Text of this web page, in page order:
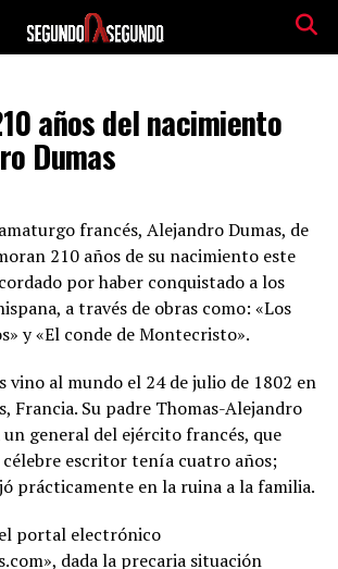
años del nacimiento
Dumas
francés, Alejandro Dumas, de
210 años de su nacimiento este
por haber conquistado a los
a través de obras como: «Los
y «El conde de Montecristo».
vino al mundo el 24 de julio de 1802 en
Francia. Su padre Thomas-Alejandro
un general del ejército francés, que
escritor tenía cuatro años;
prácticamente en la ruina a la familia.
portal electrónico
dada la precaria situación